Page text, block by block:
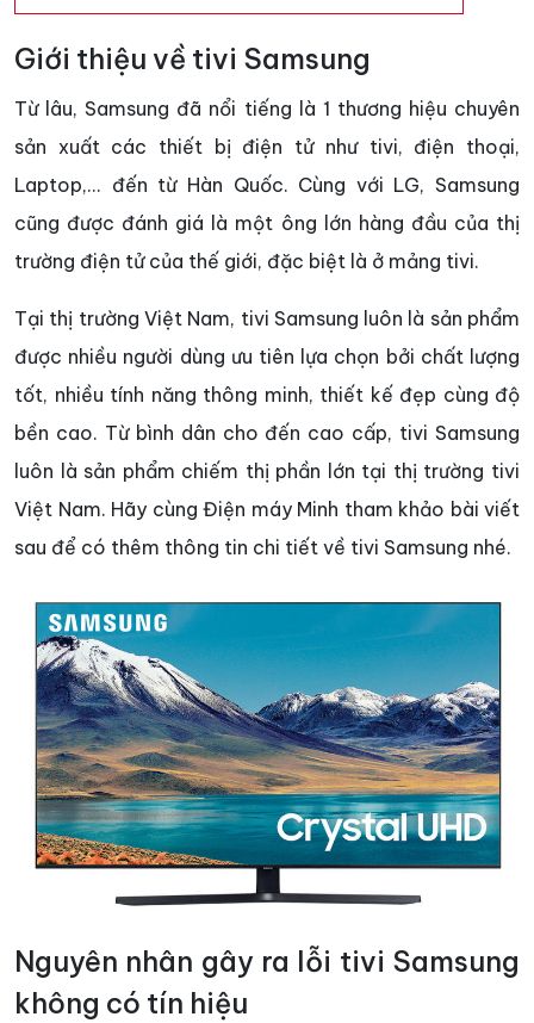
Giới thiệu về tivi Samsung
Từ lâu, Samsung đã nổi tiếng là 1 thương hiệu chuyên
sản xuất các thiết bị điện tử như tivi, điện thoại,
Laptop,... đến từ Hàn Quốc. Cùng với LG, Samsung
cũng được đánh giá là một ông lớn hàng đầu của thị
trường điện tử của thế giới, đặc biệt là ở mảng tivi.
Tại thị trường Việt Nam, tivi Samsung luôn là sản phẩm
được nhiều người dùng ưu tiên lựa chọn bởi chất lượng
tốt, nhiều tính năng thông minh, thiết kế đẹp cùng độ
bền cao. Từ bình dân cho đến cao cấp, tivi Samsung
luôn là sản phẩm chiếm thị phần lớn tại thị trường tivi
Việt Nam. Hãy cùng Điện máy Minh tham khảo bài viết
sau để có thêm thông tin chi tiết về tivi Samsung nhé.
Nguyên nhân gây ra lỗi tivi Samsung
không có tín hiệu